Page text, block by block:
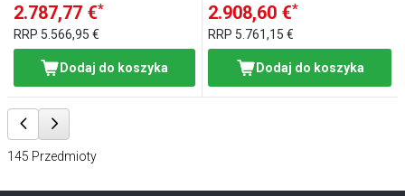
2.787,77 €*
RRP 5.566,95 €
Dodaj do koszyka
2.908,60 €*
RRP 5.761,15 €
Dodaj do koszyka
145 Przedmioty